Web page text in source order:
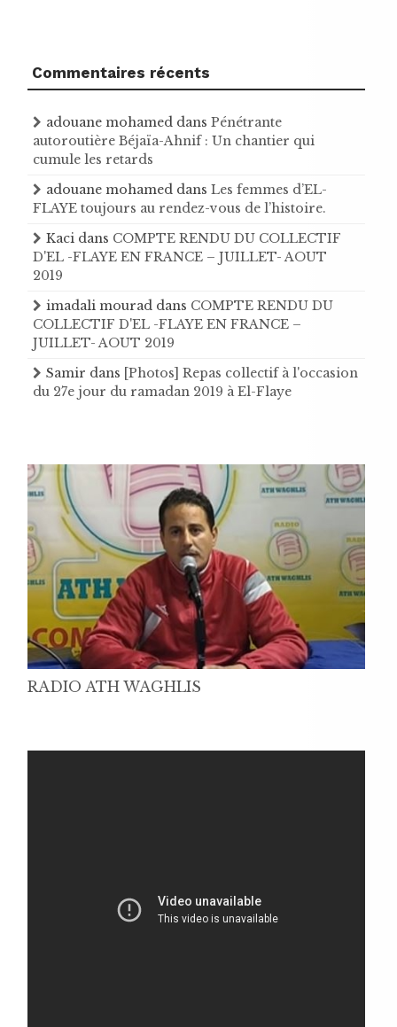
Commentaires récents
adouane mohamed dans Pénétrante
autoroutière Béjaïa-Ahnif : Un chantier qui
cumule les retards
adouane mohamed dans Les femmes d’EL-
FLAYE toujours au rendez-vous de l’histoire .
Kaci dans COMPTE RENDU DU COLLECTIF
D'EL -FLAYE EN FRANCE – JUILLET- AOUT
2019
imadali mourad dans COMPTE RENDU DU
COLLECTIF D'EL -FLAYE EN FRANCE –
JUILLET- AOUT 2019
Samir dans [Photos] Repas collectif à l'occasion
du 27e jour du ramadan 2019 à El-Flaye
RADIO ATH WAGHLIS